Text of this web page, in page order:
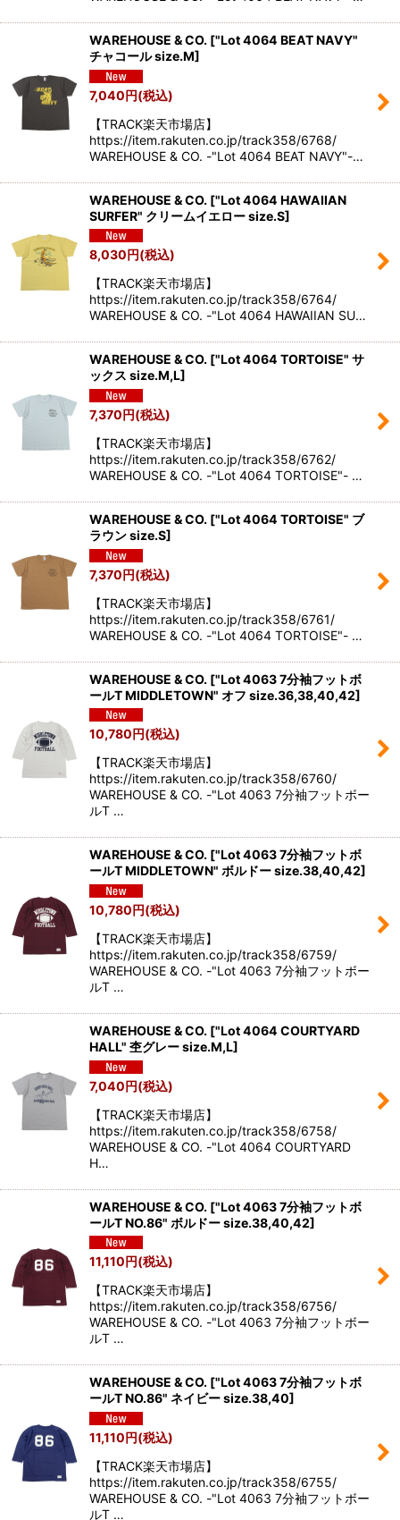
WAREHOUSE & CO. ["Lot 4064 BEAT NAVY"
チャコール size.M]
7,040円(税込)
【TRACK楽天市場店】
https://item.rakuten.co.jp/track358/6768/
WAREHOUSE & CO. -"Lot 4064 BEAT NAVY"-…
WAREHOUSE & CO. ["Lot 4064 HAWAIIAN
SURFER" クリームイエロー size.S]
8,030円(税込)
【TRACK楽天市場店】
https://item.rakuten.co.jp/track358/6764/
WAREHOUSE & CO. -"Lot 4064 HAWAIIAN SU…
WAREHOUSE & CO. ["Lot 4064 TORTOISE" サ
ックス size.M,L]
7,370円(税込)
【TRACK楽天市場店】
https://item.rakuten.co.jp/track358/6762/
WAREHOUSE & CO. -"Lot 4064 TORTOISE"- …
WAREHOUSE & CO. ["Lot 4064 TORTOISE" ブ
ラウン size.S]
7,370円(税込)
【TRACK楽天市場店】
https://item.rakuten.co.jp/track358/6761/
WAREHOUSE & CO. -"Lot 4064 TORTOISE"- …
WAREHOUSE & CO. ["Lot 4063 7分袖フットボ
ールT MIDDLETOWN" オフ size.36,38,40,42]
10,780円(税込)
【TRACK楽天市場店】
https://item.rakuten.co.jp/track358/6760/
WAREHOUSE & CO. -"Lot 4063 7分袖フットボー
ルT …
WAREHOUSE & CO. ["Lot 4063 7分袖フットボ
ールT MIDDLETOWN" ボルドー size.38,40,42]
10,780円(税込)
【TRACK楽天市場店】
https://item.rakuten.co.jp/track358/6759/
WAREHOUSE & CO. -"Lot 4063 7分袖フットボー
ルT …
WAREHOUSE & CO. ["Lot 4064 COURTYARD
HALL" 杢グレー size.M,L]
7,040円(税込)
【TRACK楽天市場店】
https://item.rakuten.co.jp/track358/6758/
WAREHOUSE & CO. -"Lot 4064 COURTYARD
H…
WAREHOUSE & CO. ["Lot 4063 7分袖フットボ
ールT NO.86" ボルドー size.38,40,42]
11,110円(税込)
【TRACK楽天市場店】
https://item.rakuten.co.jp/track358/6756/
WAREHOUSE & CO. -"Lot 4063 7分袖フットボー
ルT …
WAREHOUSE & CO. ["Lot 4063 7分袖フットボ
ールT NO.86" ネイビー size.38,40]
11,110円(税込)
【TRACK楽天市場店】
https://item.rakuten.co.jp/track358/6755/
WAREHOUSE & CO. -"Lot 4063 7分袖フットボー
ルT …